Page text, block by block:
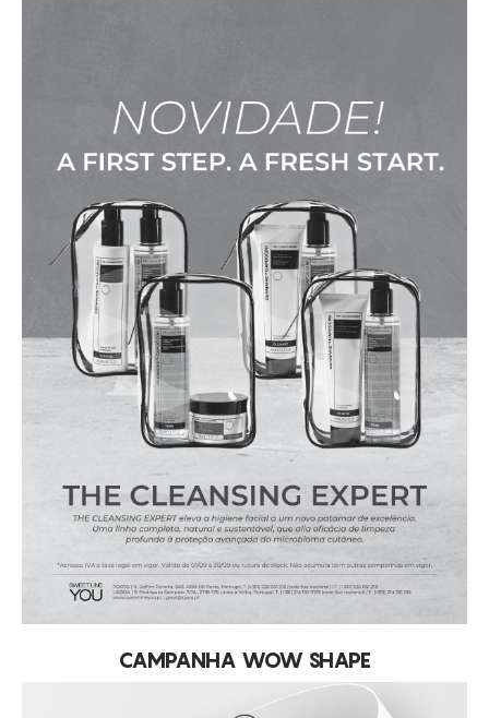
CAMPANHA WOW SHAPE